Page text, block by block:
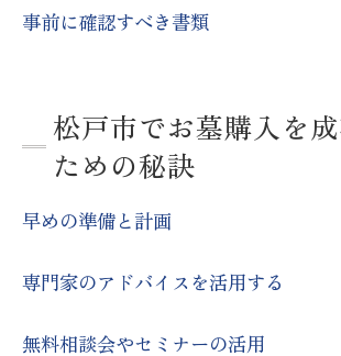
将来的なメンテナンス
事前に確認すべき書類
松戸市でお墓購入を
ための秘訣
早めの準備と計画
専門家のアドバイスを活用する
無料相談会やセミナーの活用